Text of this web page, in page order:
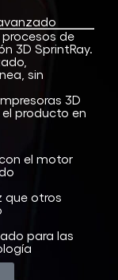
procesos de
3D SprintRay.
sin
3D
el producto en
el motor
que otros
para las